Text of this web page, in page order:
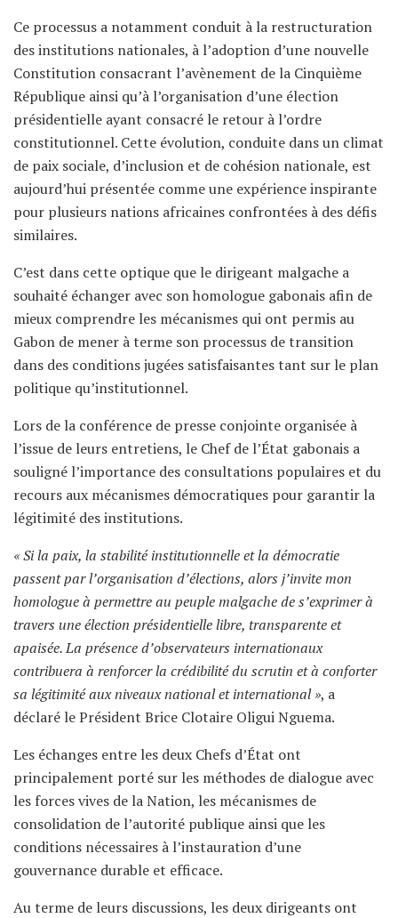
Ce processus a notamment conduit à la restructuration
des institutions nationales, à l’adoption d’une nouvelle
Constitution consacrant l’avènement de la Cinquième
République ainsi qu’à l’organisation d’une élection
présidentielle ayant consacré le retour à l’ordre
constitutionnel. Cette évolution, conduite dans un climat
de paix sociale, d’inclusion et de cohésion nationale, est
aujourd’hui présentée comme une expérience inspirante
pour plusieurs nations africaines confrontées à des défis
similaires.
C’est dans cette optique que le dirigeant malgache a
souhaité échanger avec son homologue gabonais afin de
mieux comprendre les mécanismes qui ont permis au
Gabon de mener à terme son processus de transition
dans des conditions jugées satisfaisantes tant sur le plan
politique qu’institutionnel.
Lors de la conférence de presse conjointe organisée à
l’issue de leurs entretiens, le Chef de l’État gabonais a
souligné l’importance des consultations populaires et du
recours aux mécanismes démocratiques pour garantir la
légitimité des institutions.
« Si la paix, la stabilité institutionnelle et la démocratie
passent par l’organisation d’élections, alors j’invite mon
homologue à permettre au peuple malgache de s’exprimer à
travers une élection présidentielle libre, transparente et
apaisée. La présence d’observateurs internationaux
contribuera à renforcer la crédibilité du scrutin et à conforter
sa légitimité aux niveaux national et international », a
déclaré le Président Brice Clotaire Oligui Nguema.
Les échanges entre les deux Chefs d’État ont
principalement porté sur les méthodes de dialogue avec
les forces vives de la Nation, les mécanismes de
consolidation de l’autorité publique ainsi que les
conditions nécessaires à l’instauration d’une
gouvernance durable et efficace.
Au terme de leurs discussions, les deux dirigeants ont